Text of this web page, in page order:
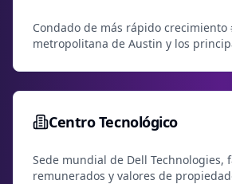
Condado de más rápido
metropolitana de Austin y los
Centro Tecnológico
Sede mundial de Dell
remunerados y valores de